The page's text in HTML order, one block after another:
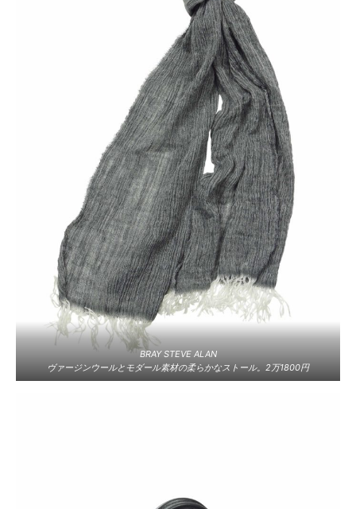
BRAY STEVE ALAN
ヴァージンウールとモダール素材の柔らかなストール。2万1800円